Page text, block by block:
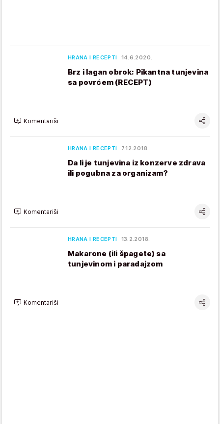
HRANA I RECEPTI 14.6.2020.
Brz i lagan obrok: Pikantna tunjevina
sa povrćem (RECEPT)
Komentariši
HRANA I RECEPTI 7.12.2018.
Da li je tunjevina iz konzerve zdrava
ili pogubna za organizam?
Komentariši
HRANA I RECEPTI 13.2.2018.
Makarone (ili špagete) sa
tunjevinom i paradajzom
Komentariši